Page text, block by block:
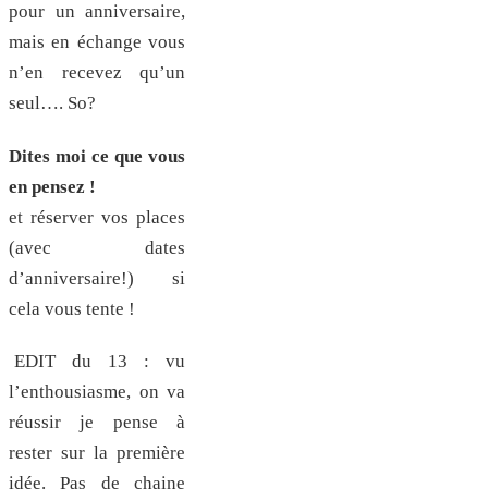
pour un anniversaire,
mais en échange vous
n’en recevez qu’un
seul…. So?
Dites moi ce que vous
en pensez !
et réserver vos places
(avec dates
d’anniversaire!) si
cela vous tente !
EDIT du 13 : vu
l’enthousiasme, on va
réussir je pense à
rester sur la première
idée. Pas de chaine